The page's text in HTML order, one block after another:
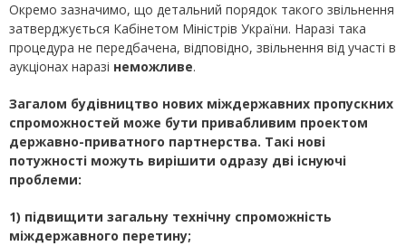
Окремо зазначимо, що детальний порядок такого звільнення
затверджується Кабінетом Міністрів України. Наразі така
процедура не передбачена, відповідно, звільнення від участі в
аукціонах наразі неможливе.
Загалом будівництво нових міждержавних пропускних
спроможностей може бути привабливим проектом
державно-приватного партнерства. Такі нові
потужності можуть вирішити одразу дві існуючі
проблеми:
1) підвищити загальну технічну спроможність
міждержавного перетину;